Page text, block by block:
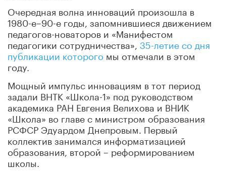
Очередная волна инноваций произошла в
1980-е–90-е годы, запомнившиеся движением
педагогов-новаторов и «Манифестом
педагогики сотрудничества», 35-летие со дня
публикации которого мы отмечали в этом
году.
Мощный импульс инновациям в тот период
задали ВНТК «Школа-1» под руководством
академика РАН Евгения Велихова и ВНИК
«Школа» во главе с министром образования
РСФСР Эдуардом Днепровым. Первый
коллектив занимался информатизацией
образования, второй – реформированием
школы.